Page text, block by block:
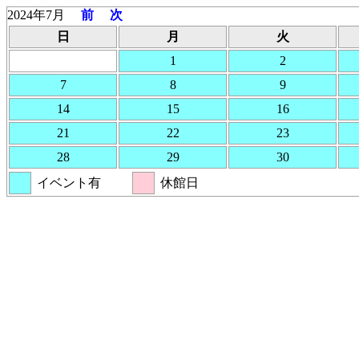
2024年7月 前
次
日
月
火
1
2
7
8
9
14
15
16
21
22
23
28
29
30
イベント有
休館日